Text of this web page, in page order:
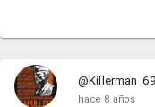
@Killerman_69
hace 8 años